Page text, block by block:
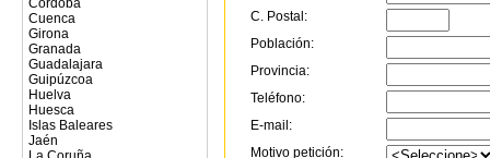
Córdoba
Cuenca
Girona
Granada
Guadalajara
Guipúzcoa
Huelva
Huesca
Islas Baleares
Jaén
C. Postal:
Población:
Provincia:
Teléfono:
E-mail:
Motivo petición: